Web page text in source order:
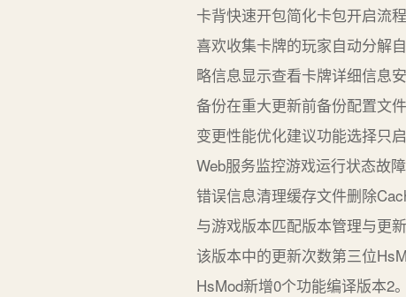
卡背快速开包简化卡包开启流
喜欢收集卡牌的玩家自动分解
略信息显示查看卡牌详细信息
备份在重大更新前备份配置文
变更性能优化建议功能选择只
Web服务监控游戏运行状态故
错误信息清理缓存文件删除
与游戏版本匹配版本管理与更
该版本中的更新次数第三位
HsMod新增0个功能编译版本2